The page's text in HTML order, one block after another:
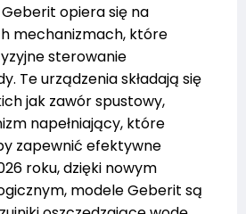
Geberit opiera się na
mechanizmach, które
sterowanie
Te urządzenia składają się
jak zawór spustowy,
napełniający, które
zapewnić efektywne
roku, dzięki nowym
modele Geberit są